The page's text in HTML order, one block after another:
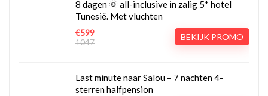
8 dagen 🌞 all-inclusive in zalig 5* hotel
Tunesië. Met vluchten
€599
1047
BEKIJK PROMO
Last minute naar Salou – 7 nachten 4-
sterren halfpension